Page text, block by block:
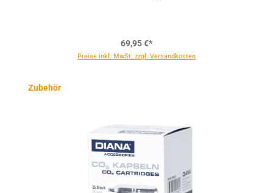
69,95 €*
Preise inkl. MwSt. zzgl. Versandkosten
Produktgalerie überspringen
Zubehör